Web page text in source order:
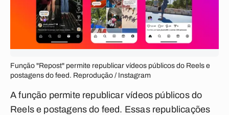
Função "Repost" permite republicar vídeos públicos do Reels e
postagens do feed. Reprodução / Instagram
A função permite republicar vídeos públicos do
Reels e postagens do feed. Essas republicações